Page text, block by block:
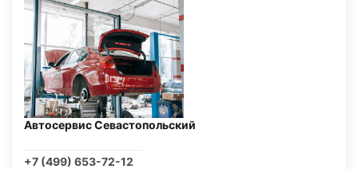
Автосервис Севастопольский
+7 (499) 653-72-12